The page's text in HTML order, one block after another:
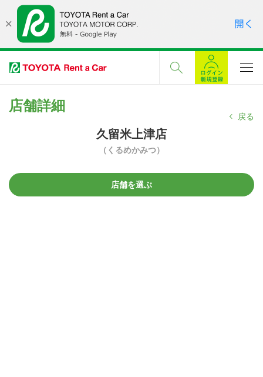
店舗詳細
戻る
久留米上津店
（くるめかみつ）
店舗を選ぶ